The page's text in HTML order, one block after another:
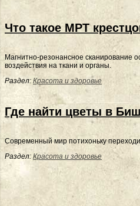
Что такое МРТ
Магнитно-резонансное сканирование
воздействия на ткани и органы.
Раздел: Красота и здоровье
Где найти цветы в
Современный мир потихоньку
Раздел: Красота и здоровье